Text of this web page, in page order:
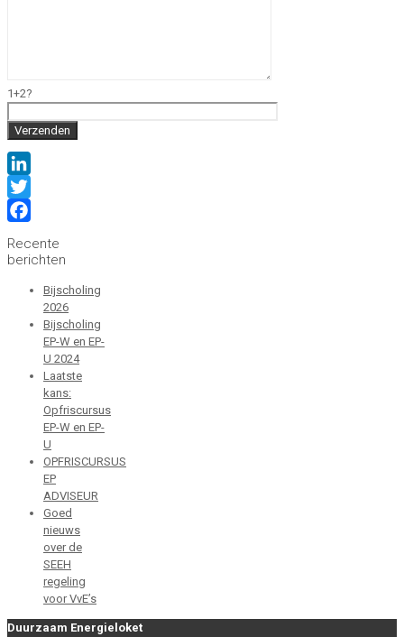
1+2?
LinkedIn
Twitter
Recente
berichten
Bijscholing
2026
Bijscholing
EP-W en EP-
U 2024
Laatste
kans:
Opfriscursus
EP-W en EP-
U
OPFRISCURSUS
EP
ADVISEUR
Goed
nieuws
over de
SEEH
regeling
voor VvE’s
Duurzaam Energieloket